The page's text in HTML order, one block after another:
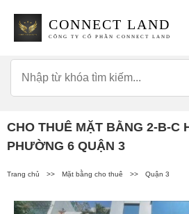
CONNECT LAND
CÔNG TY CỔ PHẦN CONNECT LAND
CHO THUÊ MẶT BẰNG 2-B-C
PHƯỜNG 6 QUẬN 3
Trang chủ >> Mặt bằng cho thuê >> Quận 3